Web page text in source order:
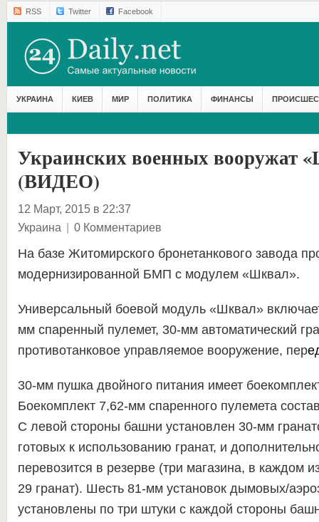
RSS Twitter Facebook
УКРАИНА КИЕВ МИР ПОЛИТИКА ФИНАНСЫ
Украинских военных вооружат
(ВИДЕО)
12 Март, 2015 в 22:37
Украина | 0 Комментариев
На базе Житомирского бронетанкового завода
модернизированной БМП с модулем «Шквал».
Универсальный боевой модуль «Шквал»
мм спаренный пулемет, 30-мм автоматический
противотанковое управляемое вооружение, пер
30-мм пушка двойного питания имеет
Боекомплект 7,62-мм спаренного пулемета
С левой стороны башни установлен 30-мм
готовых к использованию гранат, и
перевозится в резерве (три магазина, в каждом
29 гранат). Шесть 81-мм установок дымовых/
установлены по три штуки с каждой стороны